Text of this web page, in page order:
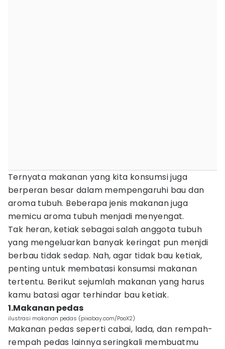
Ternyata makanan yang kita konsumsi juga
berperan besar dalam mempengaruhi bau dan
aroma tubuh. Beberapa jenis makanan juga
memicu aroma tubuh menjadi menyengat.
Tak heran, ketiak sebagai salah anggota tubuh
yang mengeluarkan banyak keringat pun menjdi
berbau tidak sedap. Nah, agar tidak bau ketiak,
penting untuk membatasi konsumsi makanan
tertentu. Berikut sejumlah makanan yang harus
kamu batasi agar terhindar bau ketiak.
1.Makanan pedas
ilustrasi makanan pedas (pixabay.com/PooX2)
Makanan pedas seperti cabai, lada, dan rempah-
rempah pedas lainnya seringkali membuatmu